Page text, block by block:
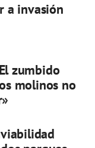
a invasión
zumbido
molinos no